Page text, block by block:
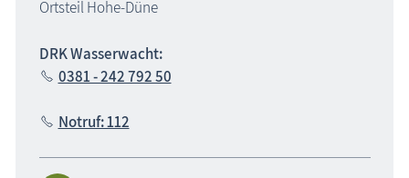
Ortsteil Hohe-Düne
DRK Wasserwacht:
0381 - 242 792 50
Notruf: 112